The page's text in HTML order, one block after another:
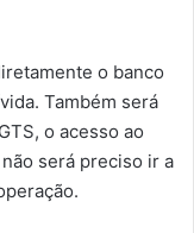
o banco
Também será
o acesso ao
será preciso ir a